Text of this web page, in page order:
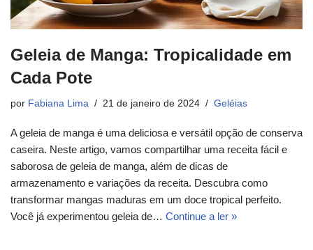
Geleia de Manga: Tropicalidade em
Cada Pote
por Fabiana Lima 21 de janeiro de 2024 Geléias
A geleia de manga é uma deliciosa e versátil opção de conserva
caseira. Neste artigo, vamos compartilhar uma receita fácil e
saborosa de geleia de manga, além de dicas de
armazenamento e variações da receita. Descubra como
transformar mangas maduras em um doce tropical perfeito.
Você já experimentou geleia de… Continue a ler »